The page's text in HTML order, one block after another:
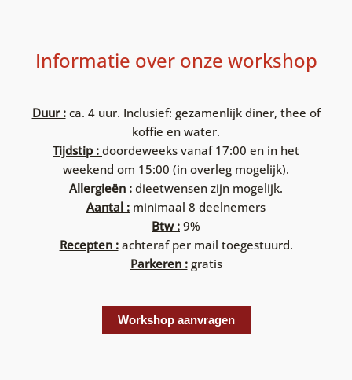
Informatie over onze workshop
Duur :ca. 4 uur. Inclusief: gezamenlijk diner, thee of
koffie en water.
Tijdstip : doordeweeks vanaf 17:00 en in het
weekend om 15:00 (in overleg mogelijk).
Allergieën : dieetwensen zijn mogelijk.
Aantal : minimaal 8 deelnemers
Btw : 9%
Recepten :achteraf per mail toegestuurd.
Parkeren :gratis
Workshop aanvragen